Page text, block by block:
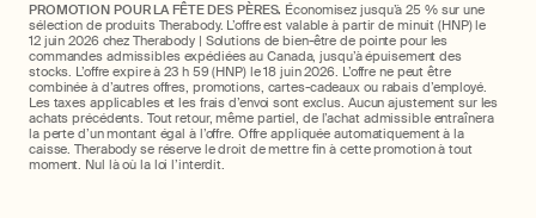
PROMOTION POUR LA FÊTE DES PÈRES. Économisez jusqu’à 25 % sur une
sélection de produits Therabody. L’offre est valable à partir de minuit (HNP) le
12 juin 2026 chez Therabody | Solutions de bien-être de pointe pour les
commandes admissibles expédiées au Canada, jusqu’à épuisement des
stocks. L’offre expire à 23 h 59 (HNP) le 18 juin 2026. L’offre ne peut être
combinée à d’autres offres, promotions, cartes-cadeaux ou rabais d’employé.
Les taxes applicables et les frais d’envoi sont exclus. Aucun ajustement sur les
achats précédents. Tout retour, même partiel, de l’achat admissible entraînera
la perte d’un montant égal à l’offre. Offre appliquée automatiquement à la
caisse. Therabody se réserve le droit de mettre fin à cette promotion à tout
moment. Nul là où la loi l’interdit.